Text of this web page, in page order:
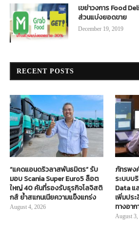
เขย่าวงการ Food
ส่วนแบ่งยอดขาย
December 19, 2019
RECENT POSTS
“แคดแอนดริวลาสพันธมิตร” รับ
มอบ Scania Super Euro5 ล็อต
ใหญ่ 40 คันที่รองรับธุรกิจโลจิสติ
กส์ ย้ำสแกนเนียความแข็งแกร่ง
August 4, 2026
ภัทรพง
ระบบบ
Data แ
เพิ่มปร
ทางอาก
August